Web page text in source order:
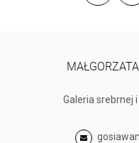
Galeria srebrnej